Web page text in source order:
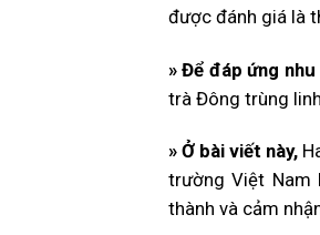
được đánh giá là
»Để đáp ứng nhu
trà Đông trùng
»Ở bài viết này,
trường Việt Nam
thành và cảm